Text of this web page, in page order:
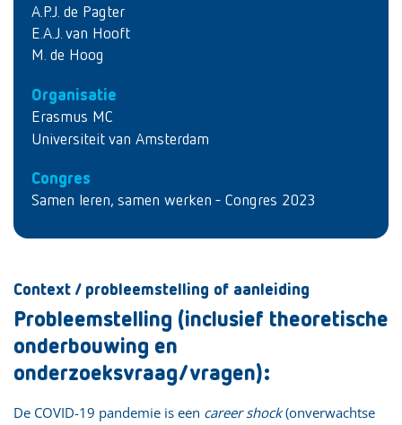
A.P.J. de Pagter
E.A.J. van Hooft
M. de Hoog
Organisatie
Erasmus MC
Universiteit van Amsterdam
Congres
Samen leren, samen werken - Congres 2023
Context / probleemstelling of aanleiding
Probleemstelling (inclusief theoretische
onderbouwing en
onderzoeksvraag/vragen):
De COVID-19 pandemie is een career shock(onverwachtse